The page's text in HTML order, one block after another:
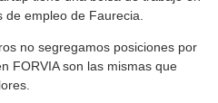
empleo de Faurecia.
no segregamos posiciones por
FORVIA son las mismas que